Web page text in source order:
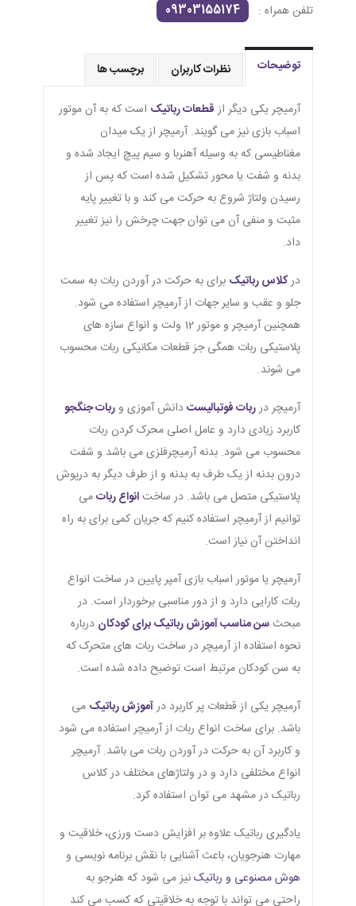
تلفن همراه : 09303155174
توضیحات نظرات کاربران برچسب ها
آرمیچر یکی دیگر ازقطعات رباتیک است که به آن موتور
اسباب بازی نیز می گویند. آرمیچر از یک میدان
مغناطیسی که به وسیله آهنربا و سیم پیچ ایجاد شده و
بدنه و شفت یا محور تشکیل شده است که پس از
رسیدن ولتاژ شروع به حرکت می کند و با تغییر پایه
مثبت و منفی آن می توان جهت چرخش را نیز تغییر
داد.
درکلاس رباتیک برای به حرکت در آوردن ربات به سمت
جلو و عقب و سایر جهات از آرمیچر استفاده می شود.
همچنین آرمیچر و موتور 12 ولت و انواع سازه های
پلاستیکی ربات همگی جز قطعات مکانیکی ربات محسوب
می شوند.
آرمیچر درربات فوتبالیستدانش آموزی وربات جنگجو
کاربرد زیادی دارد و عامل اصلی محرک کردن ربات
محسوب می شود. بدنه آرمیچرفلزی می باشد و شفت
درون بدنه از یک طرف به بدنه و از طرف دیگر به درپوش
پلاستیکی متصل می باشد. در ساختانواع رباتمی
توانیم از آرمیچر استفاده کنیم که جریان کمی برای به راه
انداختن آن نیاز است.
آرمیچر یا موتور اسباب بازی آمپر پایین در ساخت انواع
ربات کارایی دارد و از دور مناسبی برخوردار است. در
مبحثسن مناسب آموزش رباتیک برای کودکان درباره
نحوه استفاده از آرمیچر در ساخت ربات های متحرک که
به سن کودکان مرتبط است توضیح داده شده است.
آرمیچر یکی از قطعات پر کاربرد درآموزش رباتیک می
باشد. برای ساخت انواع ربات از آرمیچر استفاده می شود
و کاربرد آن به حرکت در آوردن ربات می باشد. آرمیچر
انواع مختلفی دارد و در ولتاژهای مختلف در کلاس
رباتیک در مشهد می توان استفاده کرد.
یادگیری رباتیک علاوه بر افزایش دست ورزی، خلاقیت و
مهارت هنرجویان، باعث آشنایی با نقش برنامه نویسی و
هوش مصنوعی و رباتیکنیز می شود که هنرجو به
راحتی می تواند با توجه به خلاقیتی که کسب می کند